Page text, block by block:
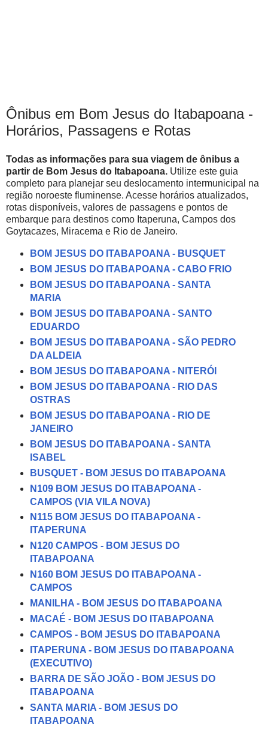
Ônibus em Bom Jesus do Itabapoana -
Horários, Passagens e Rotas
Todas as informações para sua viagem de ônibus a
partir de Bom Jesus do Itabapoana. Utilize este guia
completo para planejar seu deslocamento intermunicipal na
região noroeste fluminense. Acesse horários atualizados,
rotas disponíveis, valores de passagens e pontos de
embarque para destinos como Itaperuna, Campos dos
Goytacazes, Miracema e Rio de Janeiro.
BOM JESUS DO ITABAPOANA - BUSQUET
BOM JESUS DO ITABAPOANA - CABO FRIO
BOM JESUS DO ITABAPOANA - SANTA
MARIA
BOM JESUS DO ITABAPOANA - SANTO
EDUARDO
BOM JESUS DO ITABAPOANA - SÃO PEDRO
DA ALDEIA
BOM JESUS DO ITABAPOANA - NITERÓI
BOM JESUS DO ITABAPOANA - RIO DAS
OSTRAS
BOM JESUS DO ITABAPOANA - RIO DE
JANEIRO
BOM JESUS DO ITABAPOANA - SANTA
ISABEL
BUSQUET - BOM JESUS DO ITABAPOANA
N109 BOM JESUS DO ITABAPOANA -
CAMPOS (VIA VILA NOVA)
N115 BOM JESUS DO ITABAPOANA -
ITAPERUNA
N120 CAMPOS - BOM JESUS DO
ITABAPOANA
N160 BOM JESUS DO ITABAPOANA -
CAMPOS
MANILHA - BOM JESUS DO ITABAPOANA
MACAÉ - BOM JESUS DO ITABAPOANA
CAMPOS - BOM JESUS DO ITABAPOANA
ITAPERUNA - BOM JESUS DO ITABAPOANA
(EXECUTIVO)
BARRA DE SÃO JOÃO - BOM JESUS DO
ITABAPOANA
SANTA MARIA - BOM JESUS DO
ITABAPOANA